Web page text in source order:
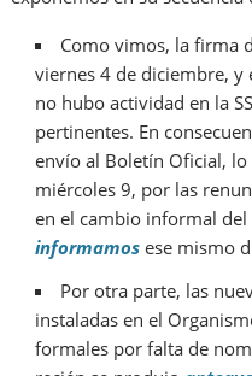
Como vimos, la firma
viernes 4 de diciembre, y
no hubo actividad en la
pertinentes. En
envío al Boletín Oficial,
miércoles 9, por las
en el cambio informal
informamos ese mismo
Por otra parte, las
instaladas en el
formales por falta de